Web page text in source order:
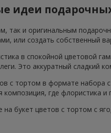
идеи
так и оригинальным
или создать собственный
в спокойной цветовой
Это аккуратный сладкий
с тортом в формате набора
где флористика
букет цветов с тортом с